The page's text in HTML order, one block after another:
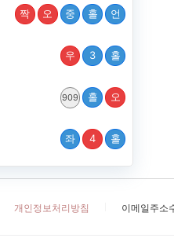
짝 오 중 홀 언
우 3 홀
909 홀 오
좌 4 홀
개인정보처리방침 이메일주소